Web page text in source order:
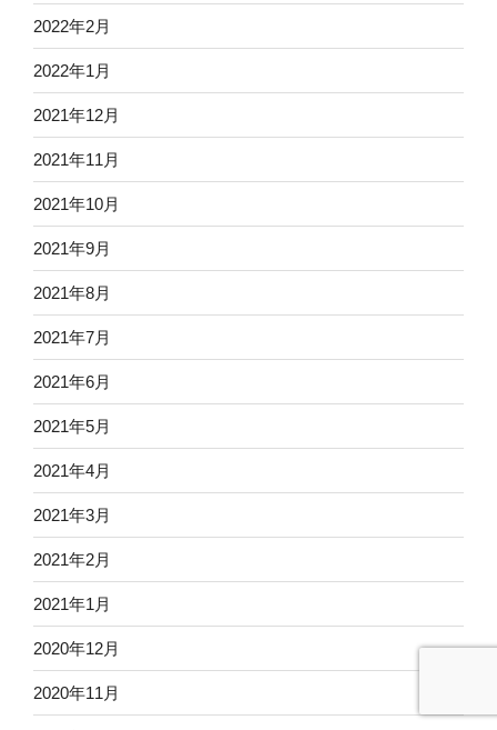
2022年2月
2022年1月
2021年12月
2021年11月
2021年10月
2021年9月
2021年8月
2021年7月
2021年6月
2021年5月
2021年4月
2021年3月
2021年2月
2021年1月
2020年12月
2020年11月